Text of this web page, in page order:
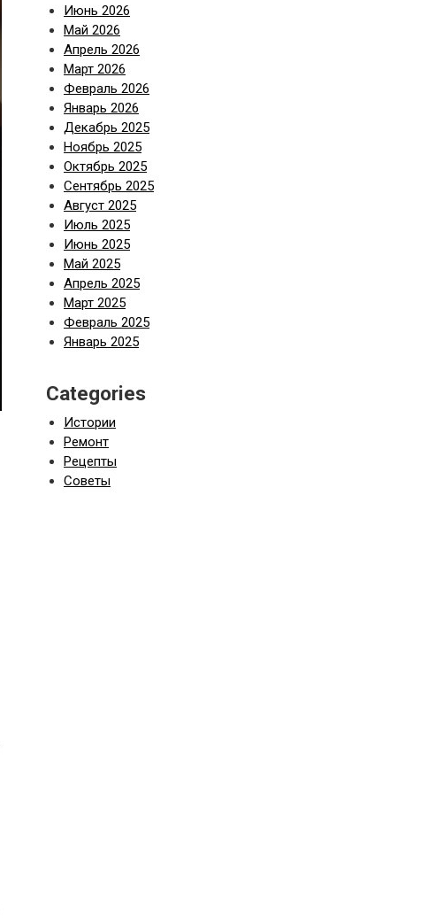
Июнь 2026
Май 2026
Апрель 2026
Март 2026
Февраль 2026
Январь 2026
Декабрь 2025
Ноябрь 2025
Октябрь 2025
Сентябрь 2025
Август 2025
Июль 2025
Июнь 2025
Май 2025
Апрель 2025
Март 2025
Февраль 2025
Январь 2025
Categories
Истории
Ремонт
Рецепты
Советы